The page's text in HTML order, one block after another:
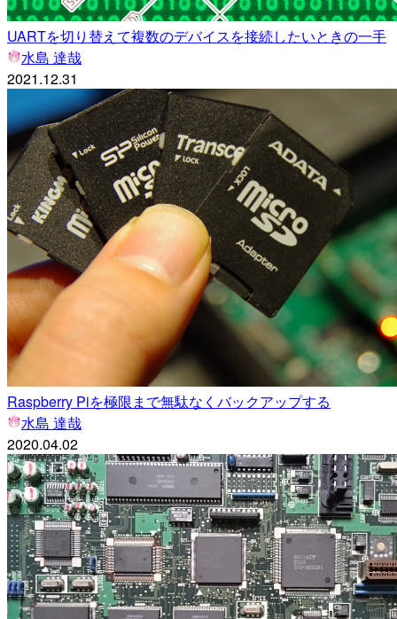
UARTを切り替えて複数のデバイスを接続したいときの一手
水島 達哉
2021.12.31
Raspberry Piを極限まで無駄なくバックアップする
水島 達哉
2020.04.02